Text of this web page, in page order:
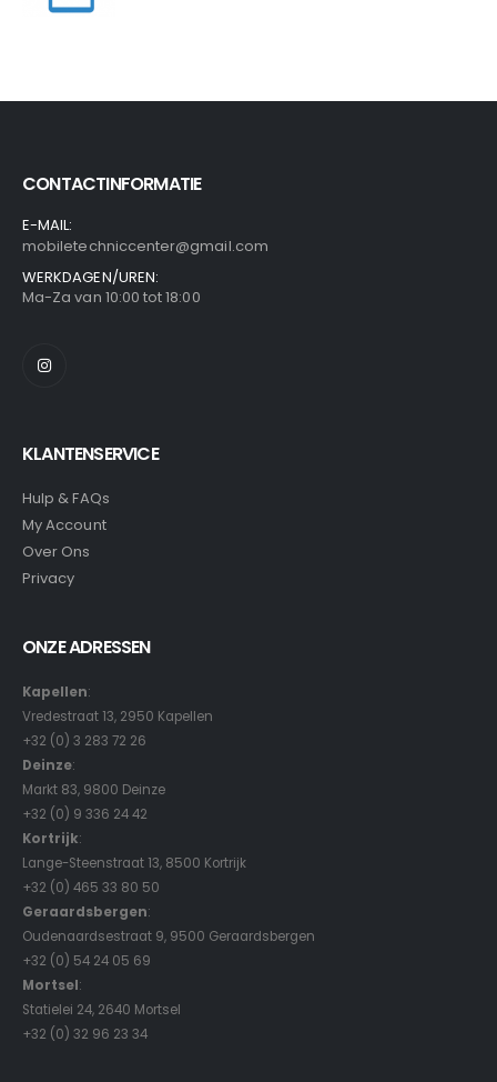
CONTACTINFORMATIE
E-MAIL:
mobiletechniccenter@gmail.com
WERKDAGEN/UREN:
Ma-Za van 10:00 tot 18:00
KLANTENSERVICE
Hulp & FAQs
My Account
Over Ons
Privacy
ONZE ADRESSEN
Kapellen:
Vredestraat 13, 2950 Kapellen
+32 (0) 3 283 72 26
Deinze:
Markt 83, 9800 Deinze
+32 (0) 9 336 24 42
Kortrijk:
Lange-Steenstraat 13, 8500 Kortrijk
+32 (0) 465 33 80 50
Geraardsbergen:
Oudenaardsestraat 9, 9500 Geraardsbergen
+32 (0) 54 24 05 69
Mortsel:
Statielei 24, 2640 Mortsel
+32 (0) 32 96 23 34